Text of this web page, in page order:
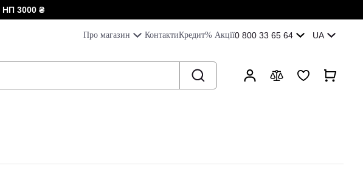
НП 3000 ₴
Про магазин КонтактиКредит% Акції0 800 33 65 64 UA